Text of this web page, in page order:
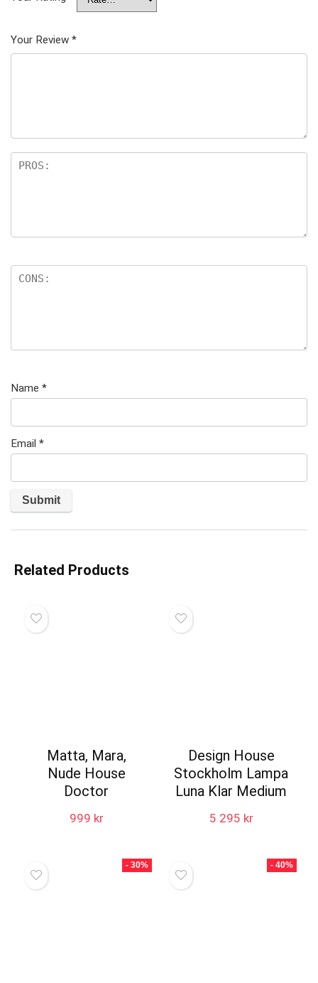
Your Review *
Name *
Email *
Related Products
Matta, Mara,
Nude House
Doctor
999 kr
Design House
Stockholm Lampa
Luna Klar Medium
5 295 kr
- 30% - 40%